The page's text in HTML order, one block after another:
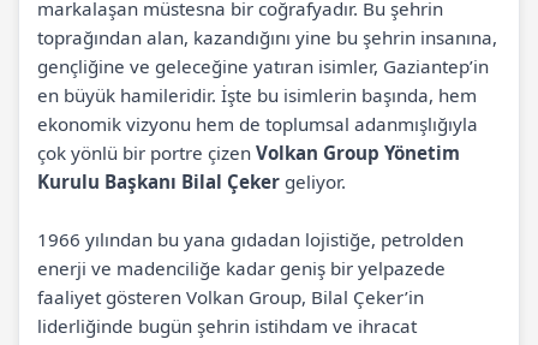
markalaşan müstesna bir coğrafyadır. Bu şehrin
toprağından alan, kazandığını yine bu şehrin insanına,
gençliğine ve geleceğine yatıran isimler, Gaziantep’in
en büyük hamileridir. İşte bu isimlerin başında, hem
ekonomik vizyonu hem de toplumsal adanmışlığıyla
çok yönlü bir portre çizen Volkan Group Yönetim
Kurulu Başkanı Bilal Çeker geliyor.
1966 yılından bu yana gıdadan lojistiğe, petrolden
enerji ve madenciliğe kadar geniş bir yelpazede
faaliyet gösteren Volkan Group, Bilal Çeker’in
liderliğinde bugün şehrin istihdam ve ihracat